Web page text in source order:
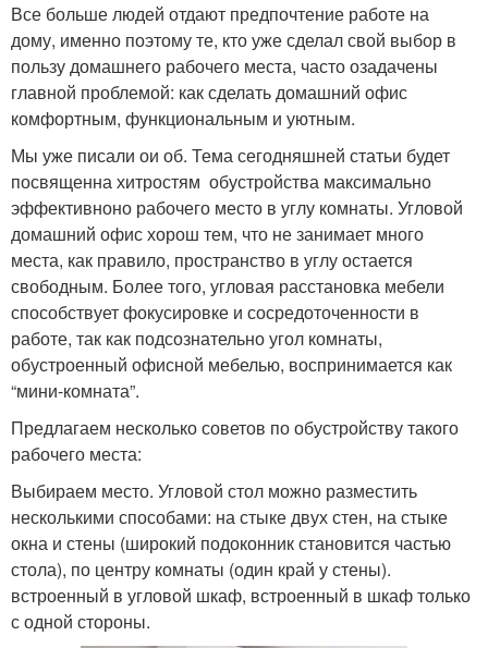
Все больше людей отдают предпочтение работе на
дому, именно поэтому те, кто уже сделал свой выбор в
пользу домашнего рабочего места, часто озадачены
главной проблемой: как сделать домашний офис
комфортным, функциональным и уютным.
Мы уже писали ои об. Тема сегодняшней статьи будет
посвященна хитростям обустройства максимально
эффективноно рабочего место в углу комнаты. Угловой
домашний офис хорош тем, что не занимает много
места, как правило, пространство в углу остается
свободным. Более того, угловая расстановка мебели
способствует фокусировке и сосредоточенности в
работе, так как подсознательно угол комнаты,
обустроенный офисной мебелью, воспринимается как
“мини-комната”.
Предлагаем несколько советов по обустройству такого
рабочего места:
Выбираем место. Угловой стол можно разместить
несколькими способами: на стыке двух стен, на стыке
окна и стены (широкий подоконник становится частью
стола), по центру комнаты (один край у стены).
встроенный в угловой шкаф, встроенный в шкаф только
с одной стороны.